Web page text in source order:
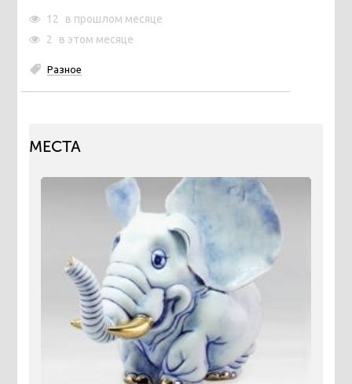
12
в прошлом месяце
2
в этом месяце
Разное
МЕСТА